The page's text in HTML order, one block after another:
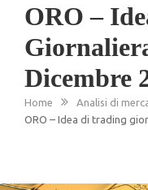
ORO –
Dicembre
Home
Analisi di
ORO – Idea di trading